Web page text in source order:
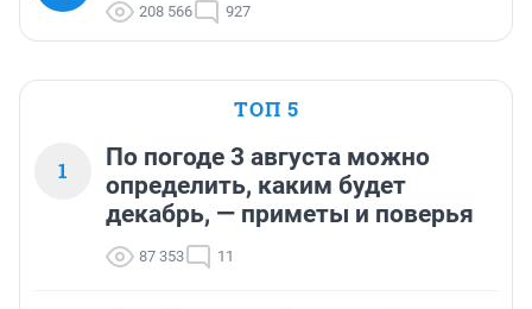
208 566 927
ТОП 5
1
По погоде 3 августа можно
определить, каким будет
декабрь, — приметы и поверья
87 353 11